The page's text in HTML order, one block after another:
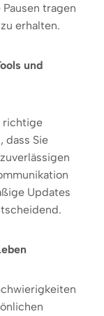
tragen
erhalten.
und
richtige
dass Sie
Updates